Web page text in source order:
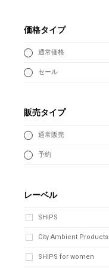
価格タイプ
通常価格
セール
販売タイプ
通常販売
予約
レーベル
SHIPS
City Ambient Products
SHIPS for women